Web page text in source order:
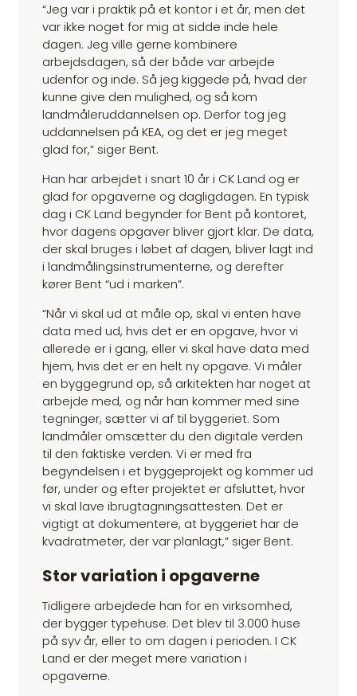
“Jeg var i praktik på et kontor i et år, men det
var ikke noget for mig at sidde inde hele
dagen. Jeg ville gerne kombinere
arbejdsdagen, så der både var arbejde
udenfor og inde. Så jeg kiggede på, hvad der
kunne give den mulighed, og så kom
landmåleruddannelsen op. Derfor tog jeg
uddannelsen på KEA, og det er jeg meget
glad for,” siger Bent.
Han har arbejdet i snart 10 år i CK Land og er
glad for opgaverne og dagligdagen. En typisk
dag i CK Land begynder for Bent på kontoret,
hvor dagens opgaver bliver gjort klar. De data,
der skal bruges i løbet af dagen, bliver lagt ind
i landmålingsinstrumenterne, og derefter
kører Bent “ud i marken”.
“Når vi skal ud at måle op, skal vi enten have
data med ud, hvis det er en opgave, hvor vi
allerede er i gang, eller vi skal have data med
hjem, hvis det er en helt ny opgave. Vi måler
en byggegrund op, så arkitekten har noget at
arbejde med, og når han kommer med sine
tegninger, sætter vi af til byggeriet. Som
landmåler omsætter du den digitale verden
til den faktiske verden. Vi er med fra
begyndelsen i et byggeprojekt og kommer ud
før, under og efter projektet er afsluttet, hvor
vi skal lave ibrugtagningsattesten. Det er
vigtigt at dokumentere, at byggeriet har de
kvadratmeter, der var planlagt,” siger Bent.
Stor variation i opgaverne
Tidligere arbejdede han for en virksomhed,
der bygger typehuse. Det blev til 3.000 huse
på syv år, eller to om dagen i perioden. I CK
Land er der meget mere variation i
opgaverne.